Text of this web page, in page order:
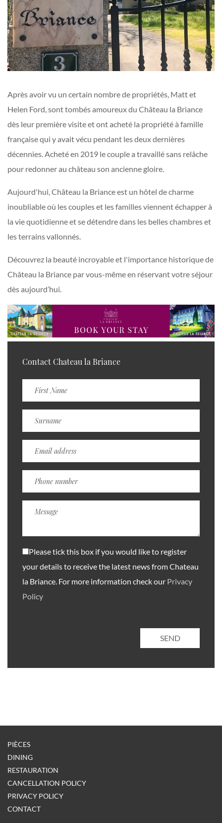
Après avoir vu un certain nombre de propriétés, Matt et
Helen Ford, sont tombés amoureux du Château la Briance
dès leur première visite et ont acheté la propriété à famille
française qui y avait vécu pendant les deux dernières
décennies. Acheté en 2019 le couple a travaillé sans relâche
pour redonner au château son ancienne gloire.
Aujourd'hui, Château la Briance est un hôtel de charme
inoubliable où les couples et les familles viennent échapper à
la vie quotidienne et se détendre dans les belles chambres et
les terrains vallonnés.
Découvrez la beauté incroyable et l'importance historique de
Château la Briance par vous-même en réservant votre séjour
dès aujourd’hui.
Contact Chateau la Briance
Please tick this box if you would like to register
your details to receive the latest news from Chateau
la Briance. For more information check our Privacy
Policy
SEND
PIÈCES
DINING
RESTAURATION
CANCELLATION POLICY
PRIVACY POLICY
CONTACT